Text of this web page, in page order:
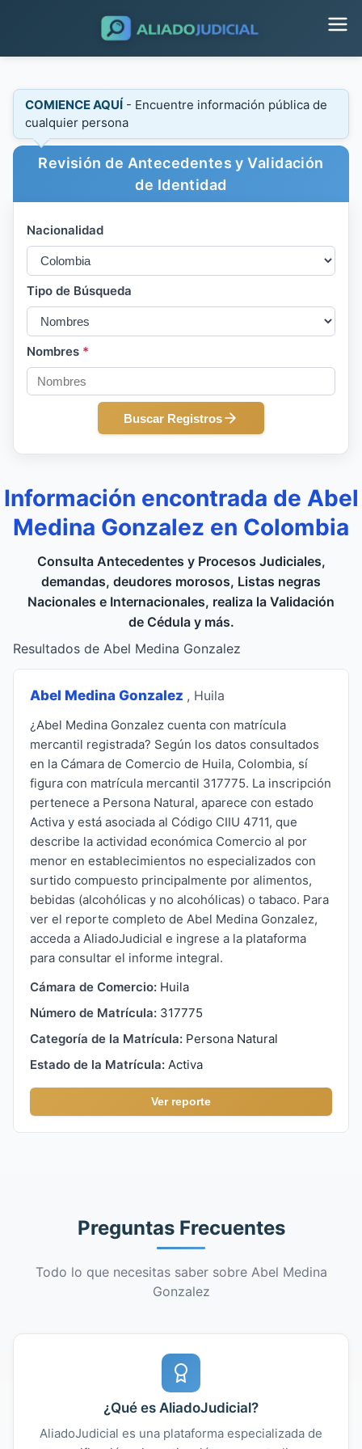
COMIENCE AQUÍ - Encuentre información pública de
cualquier persona
Revisión de Antecedentes y Validación
de Identidad
Nacionalidad
Tipo de Búsqueda
Nombres *
Buscar Registros
Información encontrada de Abel
Medina Gonzalez en Colombia
Consulta Antecedentes y Procesos Judiciales,
demandas, deudores morosos, Listas negras
Nacionales e Internacionales, realiza la Validación
de Cédula y más.
Resultados de Abel Medina Gonzalez
Abel Medina Gonzalez , Huila
¿Abel Medina Gonzalez cuenta con matrícula
mercantil registrada? Según los datos consultados
en la Cámara de Comercio de Huila, Colombia, sí
figura con matrícula mercantil 317775. La inscripción
pertenece a Persona Natural, aparece con estado
Activa y está asociada al Código CIIU 4711, que
describe la actividad económica Comercio al por
menor en establecimientos no especializados con
surtido compuesto principalmente por alimentos,
bebidas (alcohólicas y no alcohólicas) o tabaco. Para
ver el reporte completo de Abel Medina Gonzalez,
acceda a AliadoJudicial e ingrese a la plataforma
para consultar el informe integral.
Cámara de Comercio: Huila
Número de Matrícula: 317775
Categoría de la Matrícula: Persona Natural
Estado de la Matrícula: Activa
Ver reporte
Preguntas Frecuentes
Todo lo que necesitas saber sobre Abel Medina
Gonzalez
¿Qué es AliadoJudicial?
AliadoJudicial es una plataforma especializada de